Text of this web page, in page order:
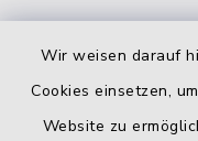
Wir weisen darauf
Cookies einsetzen,
Website zu